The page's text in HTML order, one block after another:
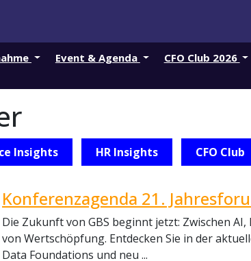
Event & Agenda CFO Club 2026
Insights HR Insights CFO Club
Konferenzagenda 21.
Die Zukunft von GBS beginnt jetzt: Zwischen
von Wertschöpfung. Entdecken Sie in der
Data Foundations und neu ...